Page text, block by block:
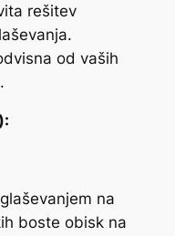
rešitev
od vaših
na
boste obisk na